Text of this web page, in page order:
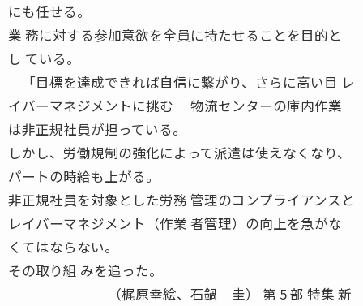
にも任せる。
業 務に対する参加意欲を全員に持たせることを目的と
し ている。
「目標を達成できれば自信に繋がり、さらに高い目 レ
イバーマネジメントに挑む 物流センターの庫内作業
は非正規社員が担っている。
しかし、労働規制の強化によって派遣は使えなくなり、
パートの時給も上がる。
非正規社員を対象とした労務 管理のコンプライアンスと
レイバーマネジメント（作業 者管理）の向上を急がな
くてはならない。
その取り組 みを追った。
（梶原幸絵、石鍋 圭） 第 5 部 特集 新